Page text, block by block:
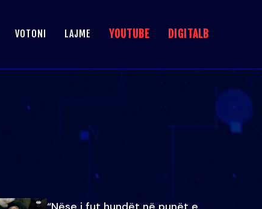
VOTONI LAJME YOUTUBE DIGITALB